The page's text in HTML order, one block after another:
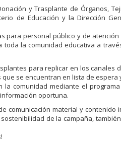
y Trasplante de Órganos,
de Educación y la Dirección
para personal público y de
la comunidad educativa a
para replicar en los canales
se encuentran en lista de espera
mediante el programa
oportuna.
comunicación material y
de la campaña,